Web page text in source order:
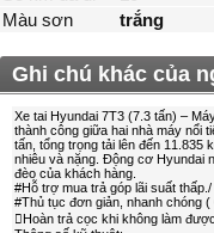
Màu sơn
trắng
Ghi chú khác của